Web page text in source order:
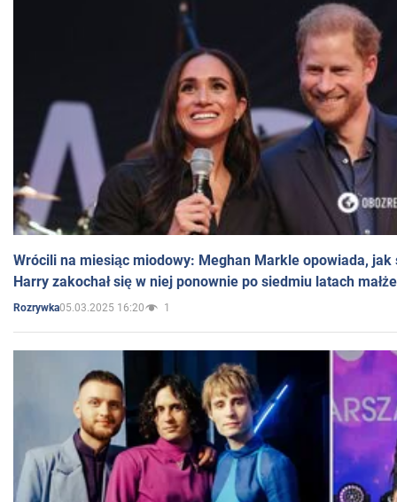
Wrócili na miesiąc miodowy: Meghan Markle opowiada, jak
Harry zakochał się w niej ponownie po siedmiu latach
Rozrywka05.03.2025 16:20 1